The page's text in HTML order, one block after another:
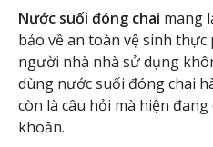
Nước suối đóng chai mang
bảo về an toàn vệ sinh
người nhà nhà sử dụng
dùng nước suối đóng chai
còn là câu hỏi mà hiện
khoăn.